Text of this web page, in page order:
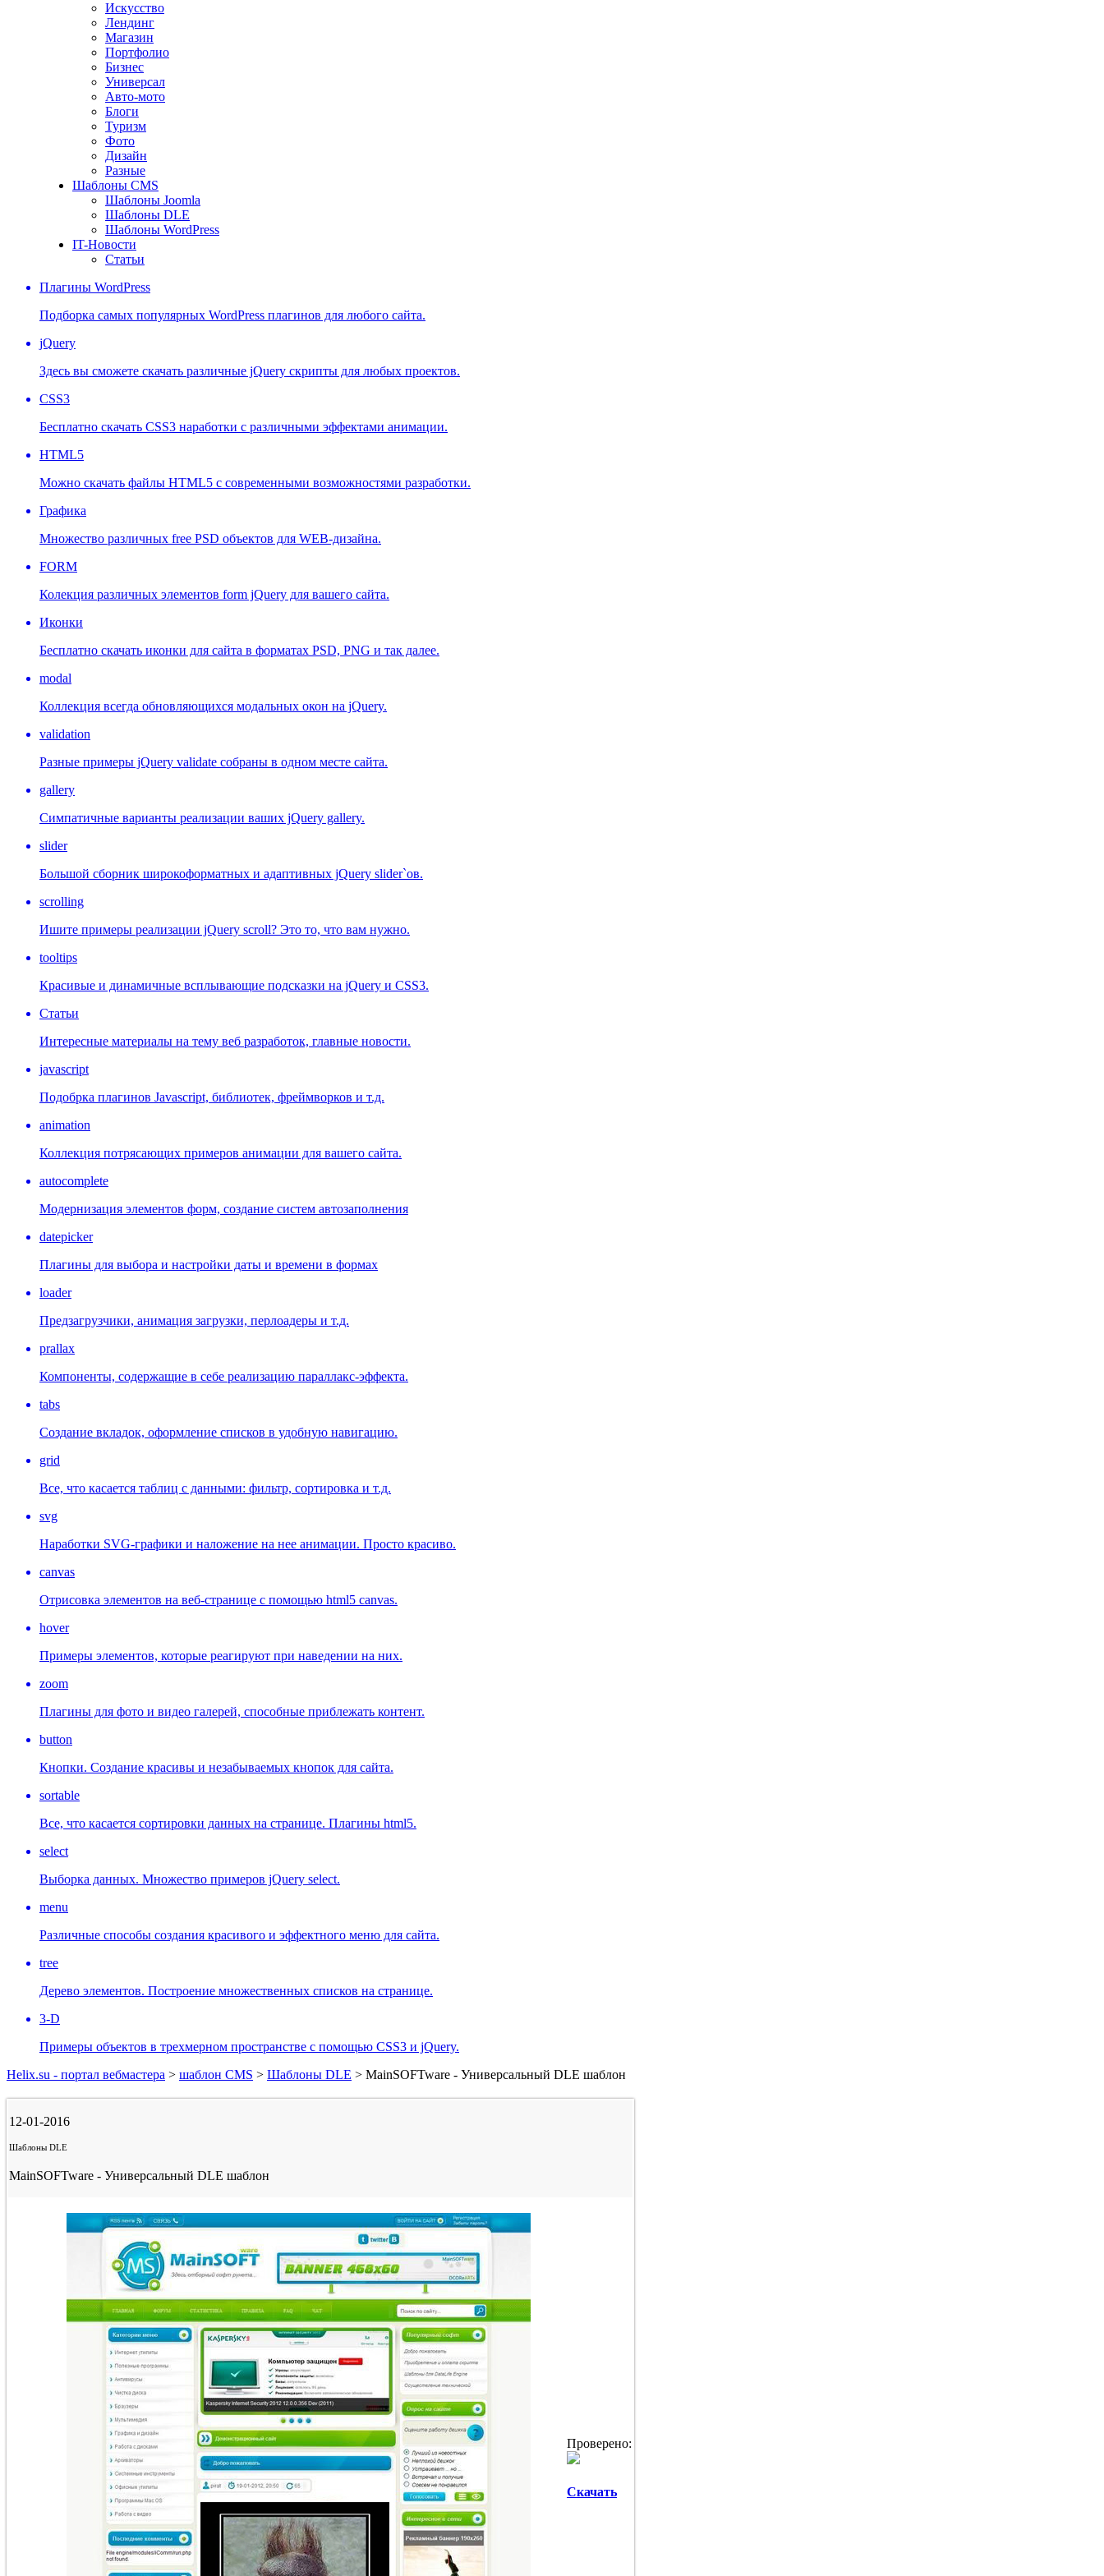
Искусство
Лендинг
Магазин
Портфолио
Бизнес
Универсал
Авто-мото
Блоги
Туризм
Фото
Дизайн
Разные
Шаблоны CMS
Шаблоны Joomla
Шаблоны DLE
Шаблоны WordPress
IT-Новости
Статьи
Плагины WordPress
Подборка самых популярных WordPress плагинов для любого сайта.
jQuery
Здесь вы сможете скачать различные jQuery скрипты для любых проектов.
CSS3
Бесплатно скачать CSS3 наработки с различными эффектами анимации.
HTML5
Можно скачать файлы HTML5 с современными возможностями разработки.
Графика
Множество различных free PSD объектов для WEB-дизайна.
FORM
Колекция различных элементов form jQuery для вашего сайта.
Иконки
Бесплатно скачать иконки для сайта в форматах PSD, PNG и так далее.
modal
Коллекция всегда обновляющихся модальных окон на jQuery.
validation
Разные примеры jQuery validate собраны в одном месте сайта.
gallery
Симпатичные варианты реализации ваших jQuery gallery.
slider
Большой сборник широкоформатных и адаптивных jQuery slider`ов.
scrolling
Ишите примеры реализации jQuery scroll? Это то, что вам нужно.
tooltips
Красивые и динамичные всплывающие подсказки на jQuery и CSS3.
Статьи
Интересные материалы на тему веб разработок, главные новости.
javascript
Подобрка плагинов Javascript, библиотек, фреймворков и т.д.
animation
Коллекция потрясающих примеров анимации для вашего сайта.
autocomplete
Модернизация элементов форм, создание систем автозаполнения
datepicker
Плагины для выбора и настройки даты и времени в формах
loader
Предзагрузчики, анимация загрузки, перлоадеры и т.д.
prallax
Компоненты, содержащие в себе реализацию параллакс-эффекта.
tabs
Создание вкладок, оформление списков в удобную навигацию.
grid
Все, что касается таблиц с данными: фильтр, сортировка и т.д.
svg
Наработки SVG-графики и наложение на нее анимации. Просто красиво.
canvas
Отрисовка элементов на веб-странице с помощью html5 canvas.
hover
Примеры элементов, которые реагируют при наведении на них.
zoom
Плагины для фото и видео галерей, способные приблежать контент.
button
Кнопки. Создание красивы и незабываемых кнопок для сайта.
sortable
Все, что касается сортировки данных на странице. Плагины html5.
select
Выборка данных. Множество примеров jQuery select.
menu
Различные способы создания красивого и эффектного меню для сайта.
tree
Дерево элементов. Построение множественных списков на странице.
3-D
Примеры объектов в трехмерном пространстве с помощью CSS3 и jQuery.
Helix.su - портал вебмастера > шаблон CMS > Шаблоны DLE > MainSOFTware - Универсальный DLE шаблон
12-01-2016
Шаблоны DLE
MainSOFTware - Универсальный DLE шаблон
Проверено:
Скачать